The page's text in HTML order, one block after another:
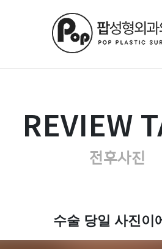
REVIEW
전후사진
수술 당일 사진이